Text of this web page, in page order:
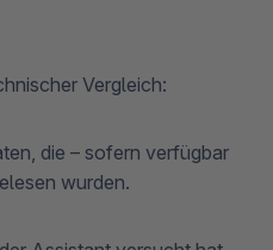
Vergleich:
die – sofern verfügbar
wurden.